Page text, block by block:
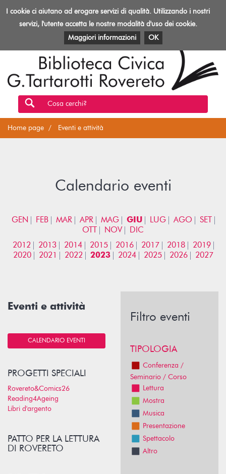
Toggle
Biblioteca
Rovereto
EVENTI E ATTIVITÀ PATRIMONIO E RISORSE
Cosa cerchi?
Home page Eventi e attività
Calendario eventi
GEN FEB MAR APR MAG GIU LUG AGO
SET
OTT
NOV
DIC
2012
2013 2014 2015 2016 2017 2018
2019
2020
2021 2022 2023 2024 2025 2026 2027
Eventi e attività
CALENDARIO EVENTI
PROGETTI SPECIALI
Rovereto&Comics26
Reading4Ageing
Libri d'argento
PATTO PER LA LETTURA
DI ROVERETO
Filtro eventi
TIPOLOGIA
Conferenza /
Seminario / Corso
Lettura
Mostra
Musica
Presentazione
Spettacolo
Altro
I cookie ci aiutano ad erogare servizi di qualità. Utilizzando i nostri
servizi, l'utente accetta le nostre modalità d'uso dei cookie.
Maggiori informazioni
OK